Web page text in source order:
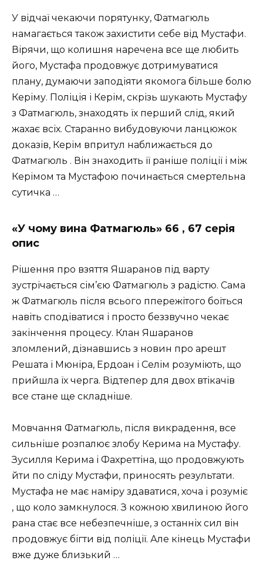
У відчаї чекаючи порятунку, Фатмагюль
намагається також захистити себе від Мустафи.
Вірячи, що колишня наречена все ще любить
його, Мустафа продовжує дотримуватися
плану, думаючи заподіяти якомога більше болю
Керіму. Поліція і Керім, скрізь шукають Мустафу
з Фатмагюль, знаходять їх перший слід, який
жахає всіх. Старанно вибудовуючи ланцюжок
доказів, Керім впритул наближається до
Фатмагюль . Він знаходить її раніше поліції і між
Керімом та Мустафою починається смертельна
сутичка …
«У чому вина Фатмагюль» 66 , 67 серія
опис
Рішення про взяття Яшаранов під варту
зустрічається сім’єю Фатмагюль з радістю. Сама
ж Фатмагюль після всього ппережітого боїться
навіть сподіватися і просто беззвучно чекає
закінчення процесу. Клан Яшаранов
зломлений, дізнавшись з новин про арешт
Решата і Мюніра, Ердоан і Селім розуміють, що
прийшла їх черга. Відтепер для двох втікачів
все стане ще складніше.
Мовчання Фатмагюль, після викрадення, все
сильніше розпалює злобу Керима на Мустафу.
Зусилля Керима і Фахреттіна, що продовжують
йти по сліду Мустафи, приносять результати.
Мустафа не має наміру здаватися, хоча і розуміє
, що коло замкнулося. З кожною хвилиною його
рана стає все небезпечніше, з останніх сил він
продовжує бігти від поліції. Але кінець Мустафи
вже дуже близький …